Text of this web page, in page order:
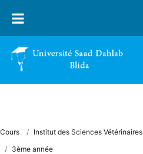
Cours Institut des Sciences Vétérinaires
3ème année